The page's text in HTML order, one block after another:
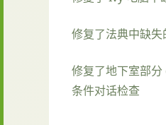
修复了法典中缺失
修复了地下室部
条件对话检查